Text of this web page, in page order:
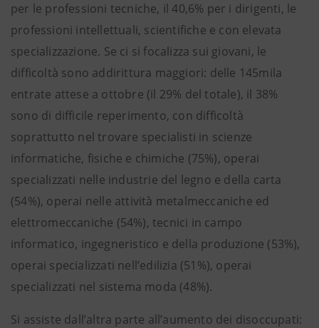
per le professioni tecniche, il 40,6% per i dirigenti, le
professioni intellettuali, scientifiche e con elevata
specializzazione. Se ci si focalizza sui giovani, le
difficoltà sono addirittura maggiori: delle 145mila
entrate attese a ottobre (il 29% del totale), il 38%
sono di difficile reperimento, con difficoltà
soprattutto nel trovare specialisti in scienze
informatiche, fisiche e chimiche (75%), operai
specializzati nelle industrie del legno e della carta
(54%), operai nelle attività metalmeccaniche ed
elettromeccaniche (54%), tecnici in campo
informatico, ingegneristico e della produzione (53%),
operai specializzati nell’edilizia (51%), operai
specializzati nel sistema moda (48%).
Si assiste dall’altra parte all’aumento dei disoccupati: